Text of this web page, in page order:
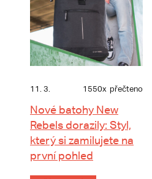
11. 3. 1550x přečteno
Nové batohy New
Rebels dorazily: Styl,
který si zamilujete na
první pohled